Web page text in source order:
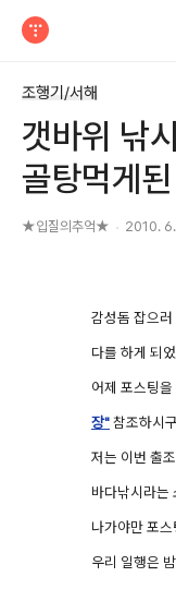
조행기/서해
갯바위 낚
골탕먹게
★입질의추억★ 2010.
감성돔 잡으
다를 하게 되
어제 포스팅
장"참조하시
저는 이번 출
바다낚시라는
나가야만 포
우리 일행은